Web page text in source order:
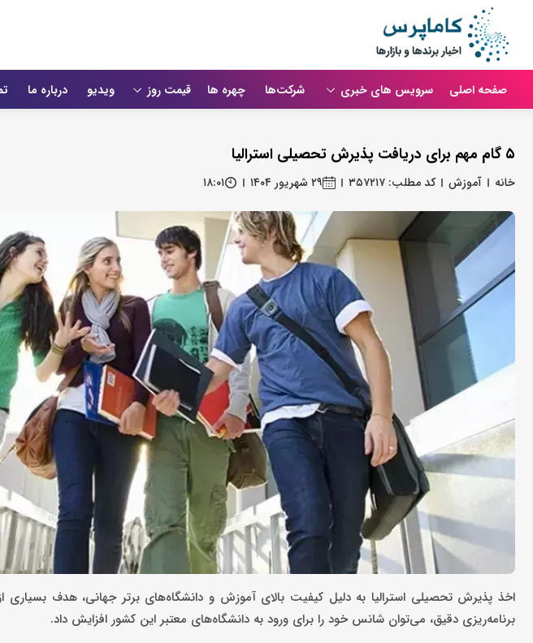
صفحه اصلی سرویس های خبری شرکت‌ها چهره ها قیمت روز ویدیو درباره ما
۵ گام مهم برای دریافت پذیرش تحصیلی استرالیا
خانه آموزش کد مطلب: ۳۵۷۲۱۷ ۲۹ شهریور ۱۴۰۴ ۱۸:۰۱
اخذ پذیرش تحصیلی استرالیا به دلیل کیفیت بالای آموزش و دانشگاه‌های برتر جهانی، هدف بسیاری
برنامه‌ریزی دقیق، می‌توان شانس خود را برای ورود به دانشگاه‌های معتبر این کشور افزایش داد.